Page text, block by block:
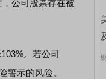
公司股票存在被
。若公司
警示的风险。